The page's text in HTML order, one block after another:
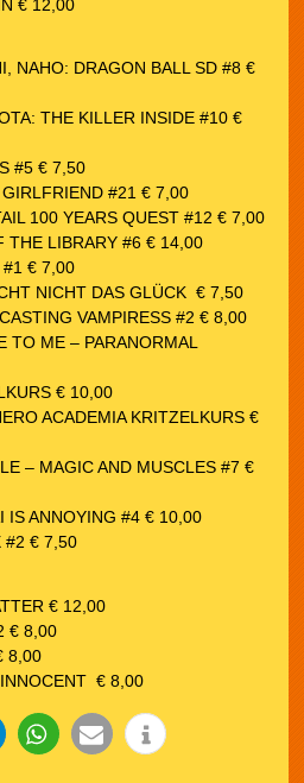
€ 12,00
NAHO: DRAGON BALL SD #8 €
THE KILLER INSIDE #10 €
#5 € 7,50
#21 € 7,00
100 YEARS QUEST #12 € 7,00
THE LIBRARY #6 € 14,00
#1 € 7,00
NICHT DAS GLÜCK € 7,50
VAMPIRESS #2 € 8,00
TO ME – PARANORMAL
€ 10,00
ACADEMIA KRITZELKURS €
– MAGIC AND MUSCLES #7 €
IS ANNOYING #4 € 10,00
#2 € 7,50
€ 12,00
€ 8,00
8,00
€ 8,00